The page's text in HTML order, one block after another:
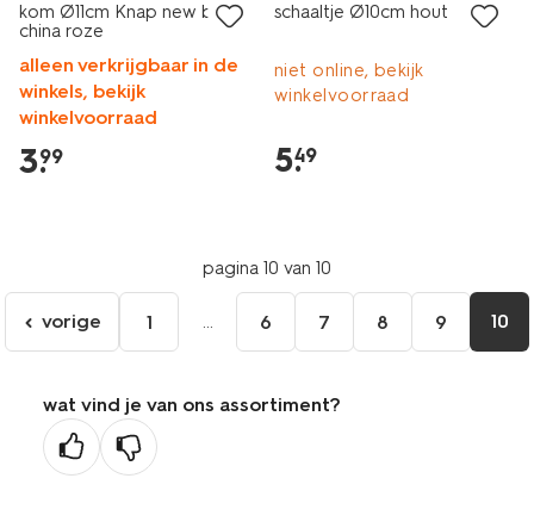
kom Ø11cm Knap new bone
china roze
alleen verkrijgbaar in de
winkels, bekijk
winkelvoorraad
3.
99
schaaltje Ø10cm hout
niet online, bekijk
winkelvoorraad
5.
49
pagina 10 van 10
ga
naar
vorige
pagina
vorige 1 ... 6 7 8 9 10
wat vind je van ons assortiment?